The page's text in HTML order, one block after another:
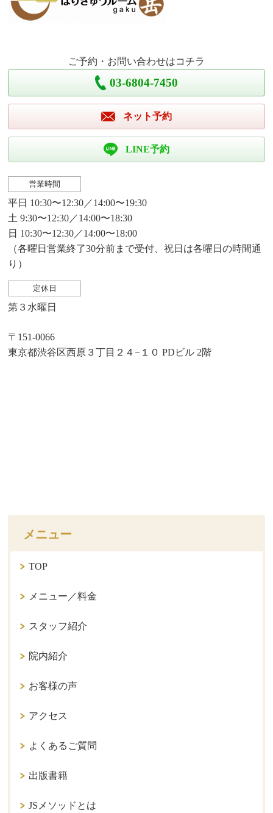
ご予約・お問い合わせはコチラ
03-6804-7450
ネット予約
LINE予約
営業時間
平日 10:30〜12:30／14:00〜19:30
土 9:30〜12:30／14:00〜18:30
日 10:30〜12:30／14:00〜18:00
（各曜日営業終了30分前まで受付、祝日は各曜日の時間通
り）
定休日
第３水曜日
〒151-0066
東京都渋谷区西原３丁目２４−１０ PDビル 2階
メニュー
TOP
メニュー／料金
スタッフ紹介
院内紹介
お客様の声
アクセス
よくあるご質問
出版書籍
JSメソッドとは